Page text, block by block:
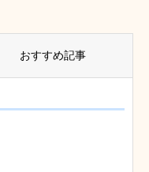
おすすめ記事